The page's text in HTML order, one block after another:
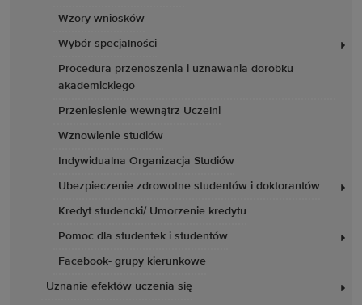
Wzory wniosków
Wybór specjalności
Procedura przenoszenia i uznawania dorobku
akademickiego
Przeniesienie wewnątrz Uczelni
Wznowienie studiów
Indywidualna Organizacja Studiów
Ubezpieczenie zdrowotne studentów i doktorantów
Kredyt studencki/ Umorzenie kredytu
Pomoc dla studentek i studentów
Facebook- grupy kierunkowe
Uznanie efektów uczenia się